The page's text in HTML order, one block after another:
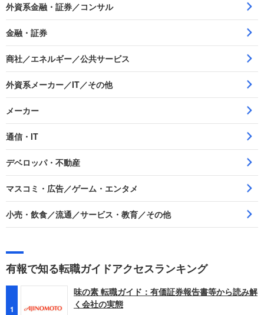
外資系金融・証券／コンサル
金融・証券
商社／エネルギー／公共サービス
外資系メーカー／IT／その他
メーカー
通信・IT
デベロッパ・不動産
マスコミ・広告／ゲーム・エンタメ
小売・飲食／流通／サービス・教育／その他
有報で知る転職ガイドアクセスランキング
1
味の素 転職ガイド：有価証券報告書等から読み解
く会社の実態